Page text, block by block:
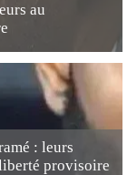
au
: leurs
provisoire